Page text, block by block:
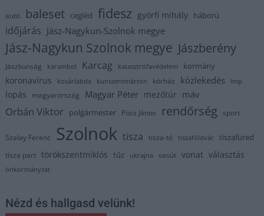
autó baleset cegléd fidesz györfi mihály háború
időjárás Jász-Nagykun-Szolnok megye
Jász-Nagykun Szolnok megye Jászberény
Jászkunság karambol Karcag katasztrófavédelem kormány
koronavírus kosárlabda kunszentmárton kórház közlekedés lmp
lopás magyarország Magyar Péter mezőtúr máv
Orbán Viktor polgármester Pócs János rendőrség sport
Szalay Ferenc Szolnok tisza tisza-tó tiszaföldvár tiszafüred
tisza part törökszentmiklós tűz ukrajna vasút vonat választás
önkormányzat
Nézd és hallgasd velünk!